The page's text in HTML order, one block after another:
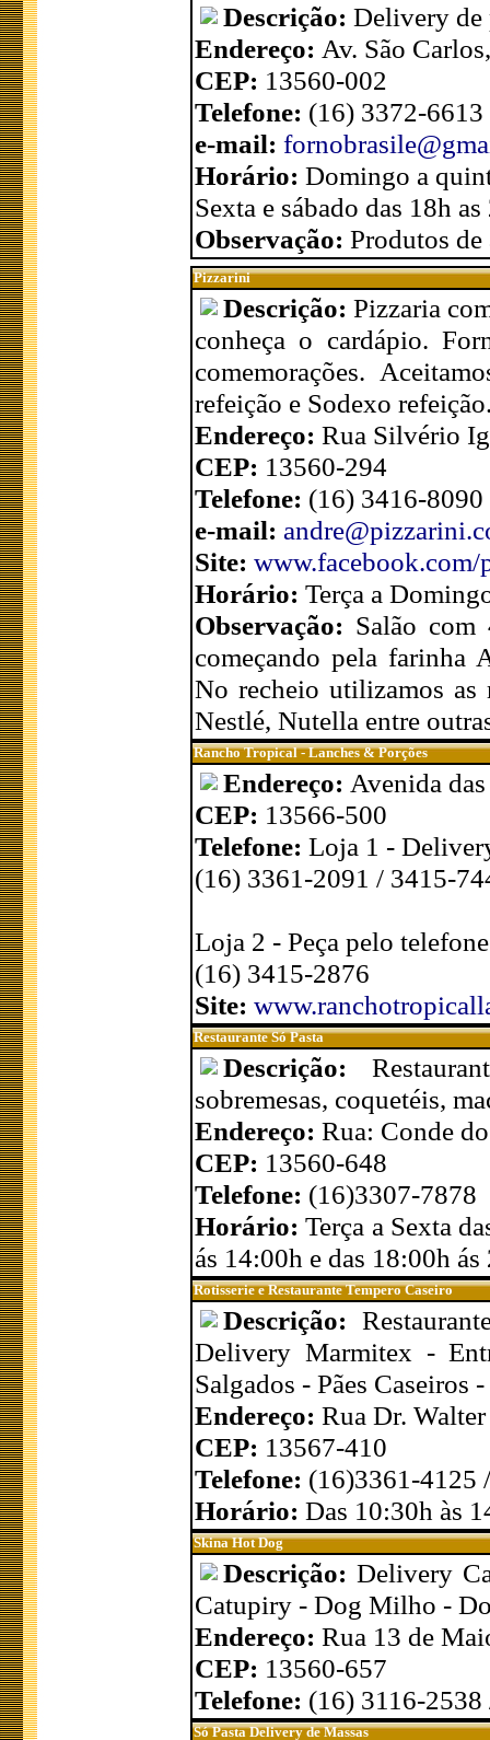
Descrição: Delivery de
Endereço: Av. São
CEP: 13560-002
Telefone: (16) 3372-6613
e-mail:
Horário: Domingo a
Sexta e sábado das 18h
Observação: Produtos de
Pizzarini
Descrição:Pizzaria
conheça o cardápio.
comemorações.
refeição e Sodexo
Endereço: Rua Silvério
CEP: 13560-294
Telefone: (16) 3416-
e-mail:
Site: www.facebook.com/
Horário: Terça a
Observação: Salão com
começando pela farinha
No recheio utilizamos as
Nestlé, Nutella entre
Rancho Tropical - Lanches & Porções
Endereço: Avenida
CEP: 13566-500
Telefone: Loja 1 -
(16) 3361-2091 / 3415-
Loja 2 - Peça pelo
(16) 3415-2876
Site:
Restaurante Só Pasta
Descrição:
sobremesas, coquetéis,
Endereço: Rua: Conde
CEP: 13560-648
Telefone: (16)3307-7878
Horário:Terça a Sexta
ás 14:00h e das 18:00h
Rotisserie e Restaurante Tempero Caseiro
Descrição:
Delivery Marmitex -
Salgados - Pães Caseiros
Endereço: Rua Dr.
CEP: 13567-410
Telefone: (16)3361-4125
Horário: Das 10:30h às
Skina Hot Dog
Descrição: Delivery
Catupiry - Dog Milho -
Endereço: Rua 13 de
CEP: 13560-657
Telefone: (16) 3116-
Só Pasta Delivery de Massas